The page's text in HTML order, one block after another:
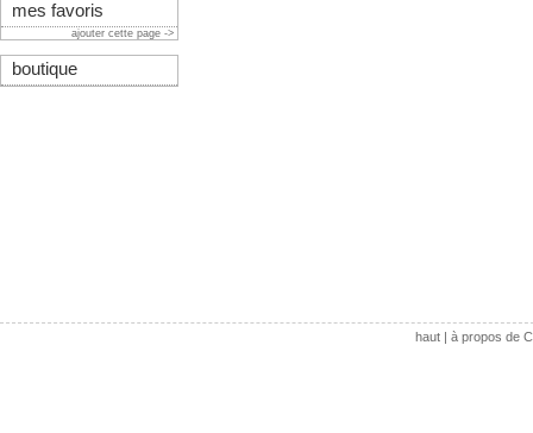
mes favoris
ajouter cette page ->
boutique
haut| à propos de